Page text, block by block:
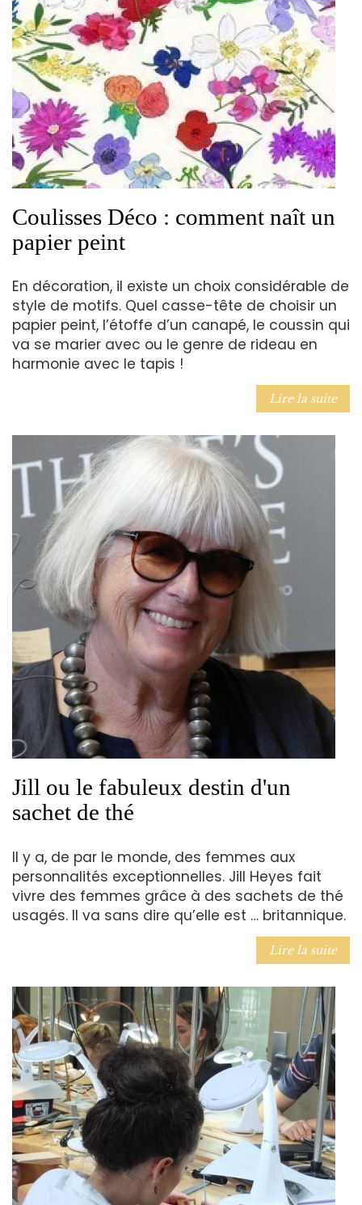
Coulisses Déco : comment naît un
papier peint
En décoration, il existe un choix considérable de
style de motifs. Quel casse-tête de choisir un
papier peint, l’étoffe d’un canapé, le coussin qui
va se marier avec ou le genre de rideau en
harmonie avec le tapis !
Lire la suite
Jill ou le fabuleux destin d'un
sachet de thé
Il y a, de par le monde, des femmes aux
personnalités exceptionnelles. Jill Heyes fait
vivre des femmes grâce à des sachets de thé
usagés. Il va sans dire qu’elle est … britannique.
Lire la suite